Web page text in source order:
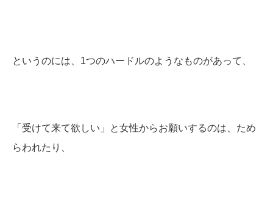
というのには、1つのハードルのようなものがあって、
「受けて来て欲しい」と女性からお願いするのは、ため
らわれたり、